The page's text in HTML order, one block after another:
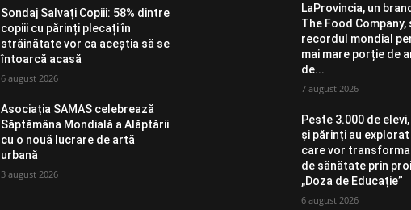
Sondaj Salvați Copiii: 58% dintre
copiii cu părinți plecați în
străinătate vor ca aceștia să se
întoarcă acasă
6 august 2026
Asociația SAMAS celebrează
Săptămâna Mondială a Alăptării
cu o nouă lucrare de artă
urbană
3 august 2026
LaProvincia, un
The Food
recordul mondial
mai mare porție de
de...
7 august 2026
Peste 3.000 de
și părinți au
care vor transforma
de sănătate prin
„Doza de Educație”
6 august 2026